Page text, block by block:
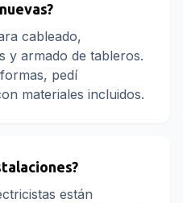
cableado,
y armado de tableros.
pedí
materiales incluidos.
están